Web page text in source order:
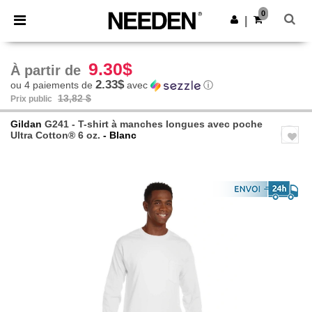
× Appli Needen
Meilleurs prix sur l’app !
Obtenir l'appli
0
À partir de 9.30$
ou 4 paiements de 2.33$avec ⓘ
Prix public 13,82 $
Gildan G241 - T-shirt à manches longues avec poche
Ultra Cotton® 6 oz. - Blanc